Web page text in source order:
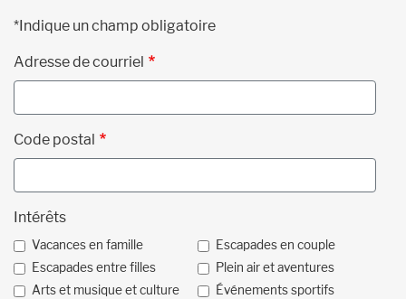
*Indique un champ obligatoire
Adresse de courriel
Code postal
Intérêts
Vacances en famille
Escapades en couple
Escapades entre filles
Plein air et aventures
Arts et musique et culture
Événements sportifs